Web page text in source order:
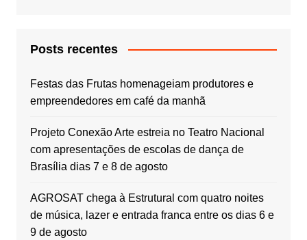
Posts recentes
Festas das Frutas homenageiam produtores e
empreendedores em café da manhã
Projeto Conexão Arte estreia no Teatro Nacional
com apresentações de escolas de dança de
Brasília dias 7 e 8 de agosto
AGROSAT chega à Estrutural com quatro noites
de música, lazer e entrada franca entre os dias 6 e
9 de agosto